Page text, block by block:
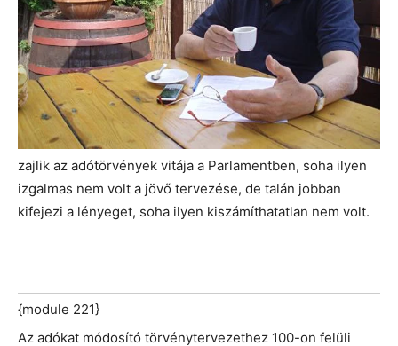
zajlik az adótörvények vitája a Parlamentben, soha ilyen
izgalmas nem volt a jövő tervezése, de talán jobban
kifejezi a lényeget, soha ilyen kiszámíthatatlan nem volt.
{module 221}
Az adókat módosító törvénytervezethez 100-on felüli